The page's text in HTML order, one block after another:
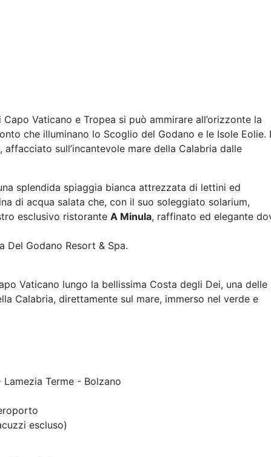
Vaticano e Tropea si può ammirare all’orizzonte la
che illuminano lo Scoglio del Godano e le Isole Eolie.
affacciato sull’incantevole mare della Calabria dalle
splendida spiaggia bianca attrezzata di lettini ed
di acqua salata che, con il suo soleggiato solarium,
esclusivo ristorante A Minula, raffinato ed elegante
Del Godano Resort & Spa.
Vaticano lungo la bellissima Costa degli Dei, una delle
Calabria, direttamente sul mare, immerso nel verde e
Terme - Bolzano
escluso)